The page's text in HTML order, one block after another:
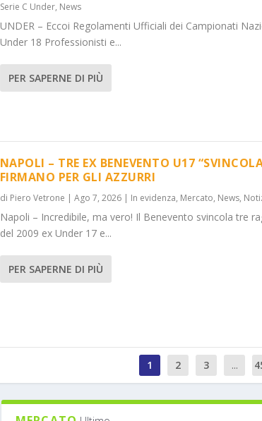
Serie C Under, News
UNDER – Eccoi Regolamenti Ufficiali dei Campionati
Under 18 Professionisti e...
PER SAPERNE DI PIÙ
NAPOLI – TRE EX BENEVENTO U17
FIRMANO PER GLI AZZURRI
di Piero Vetrone Ago 7, 2026| In evidenza, Mercato, News,
Napoli – Incredibile, ma vero! Il Benevento svincola tre
del 2009 ex Under 17 e...
PER SAPERNE DI PIÙ
1 2 3 ...